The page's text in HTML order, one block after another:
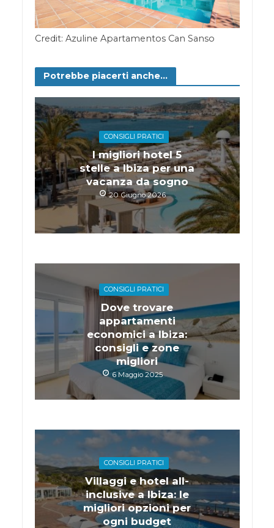
Credit: Azuline Apartamentos Can Sanso
Potrebbe piacerti anche...
CONSIGLI PRATICI
I migliori hotel 5
stelle a Ibiza per una
vacanza da sogno
20 Giugno 2026
CONSIGLI PRATICI
Dove trovare
appartamenti
economici a Ibiza:
consigli e zone
migliori
6 Maggio 2025
CONSIGLI PRATICI
Villaggi e hotel all-
inclusive a Ibiza: le
migliori opzioni per
ogni budget